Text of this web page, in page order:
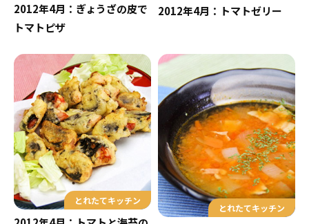
2012年4月：ぎょうざの皮で
トマトピザ
2012年4月：トマトゼリー
とれたてキッチン
とれたてキッチン